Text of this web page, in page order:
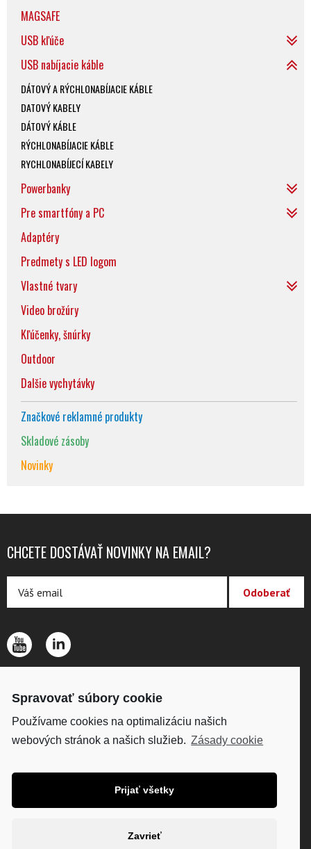
MAGSAFE
USB kľúče
USB nabíjacie káble
DÁTOVÝ A RÝCHLONABÍJACIE KÁBLE
DATOVÝ KABELY
DÁTOVÝ KÁBLE
RÝCHLONABÍJACIE KÁBLE
RYCHLONABÍJECÍ KABELY
Powerbanky
Pre smartfóny a PC
Adaptéry
Predmety s LED logom
Vlastné tvary
Video brožúry
Kľúčenky, šnúrky
Outdoor
Dalšie vychytávky
Značkové reklamné produkty
Skladové zásoby
Novinky
CHCETE DOSTÁVAŤ NOVINKY NA EMAIL?
KONTAKTY
OCHRANA OSOBNÝCH ÚDAJOV
IČO: 34098861
Spravovať súbory cookie
Používame cookies na optimalizáciu našich
webových stránok a našich služieb. Zásady cookie
Prijať všetky
Zavrieť